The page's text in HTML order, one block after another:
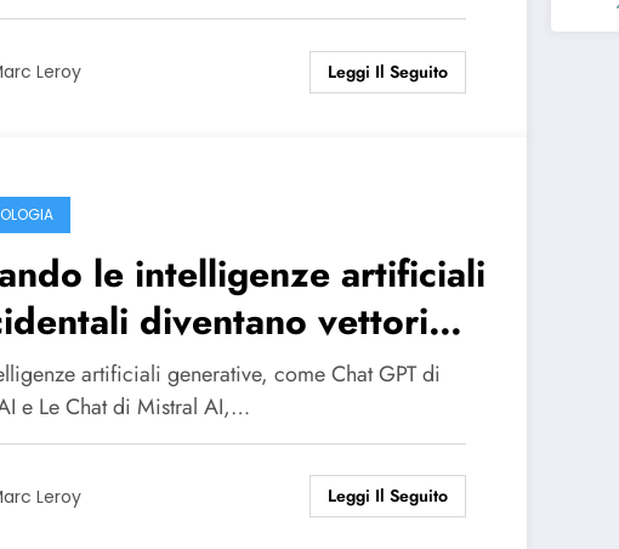
Leroy Leggi Il Seguito
le intelligenze artificiali
diventano vettori
disinformazione russa
artificiali generative, come Chat GPT di
e Le Chat di Mistral AI,…
Leroy Leggi Il Seguito